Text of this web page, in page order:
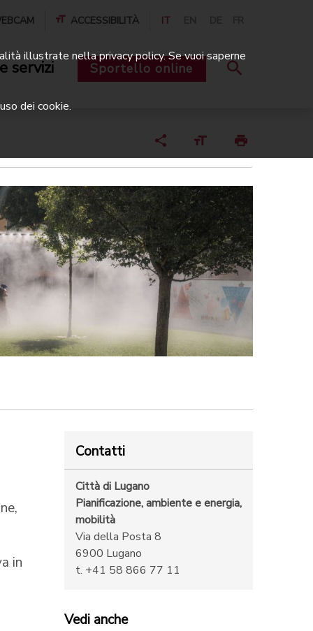
ACCESSIBILITÀ IT
servizi Sportello online
in
Contatti
Città di Lugano
Pianificazione, ambiente e energia,
mobilità
Via della Posta 8
6900 Lugano
t. +41 58 866 77 11
Vedi anche
illustrate nella privacy policy. Se vuoi saperne
dei cookie.